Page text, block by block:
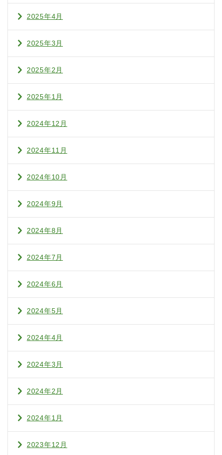
2025年4月
2025年3月
2025年2月
2025年1月
2024年12月
2024年11月
2024年10月
2024年9月
2024年8月
2024年7月
2024年6月
2024年5月
2024年4月
2024年3月
2024年2月
2024年1月
2023年12月